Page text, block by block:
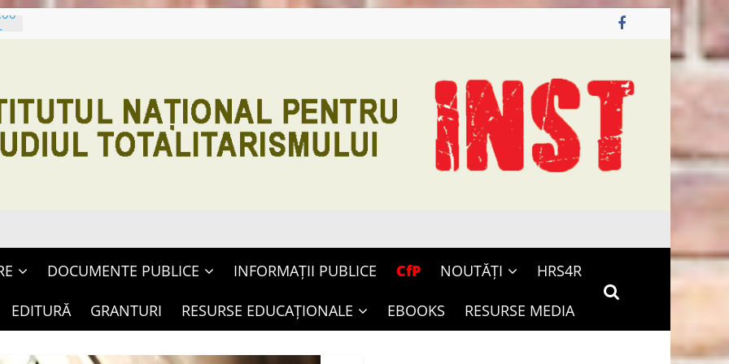
DOCUMENTE PUBLICE INFORMAȚII PUBLICE CfP NOUTĂȚI HRS4R
EDITURĂ GRANTURI RESURSE EDUCAȚIONALE EBOOKS RESURSE MEDIA